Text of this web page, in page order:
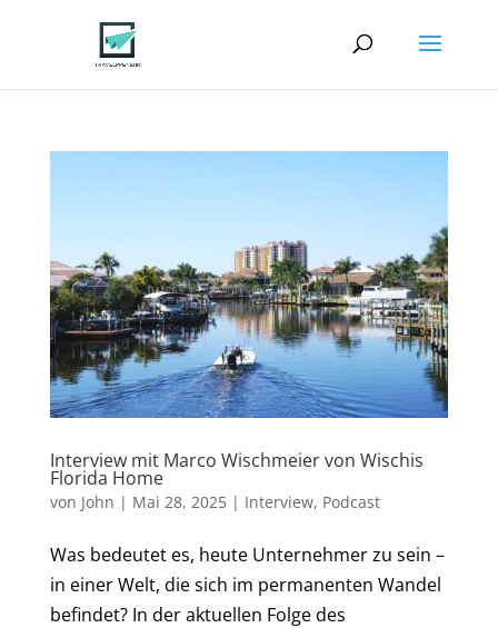
Interview mit Marco Wischmeier von Wischis
Florida Home
von John | Mai 28, 2025| Interview, Podcast
Was bedeutet es, heute Unternehmer zu sein –
in einer Welt, die sich im permanenten Wandel
befindet? In der aktuellen Folge des